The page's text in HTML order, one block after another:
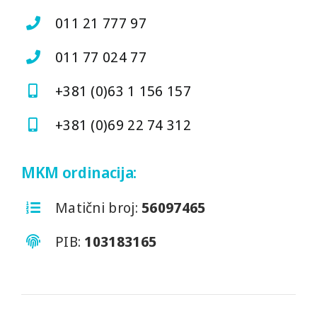
011 21 777 97
011 77 024 77
+381 (0)63 1 156 157
+381 (0)69 22 74 312
MKM ordinacija:
Matični broj: 56097465
PIB: 103183165